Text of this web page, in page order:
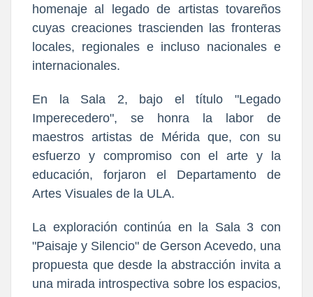
homenaje al legado de artistas tovareños
cuyas creaciones trascienden las fronteras
locales, regionales e incluso nacionales e
internacionales.
En la Sala 2, bajo el título "Legado
Imperecedero", se honra la labor de
maestros artistas de Mérida que, con su
esfuerzo y compromiso con el arte y la
educación, forjaron el Departamento de
Artes Visuales de la ULA.
La exploración continúa en la Sala 3 con
"Paisaje y Silencio" de Gerson Acevedo, una
propuesta que desde la abstracción invita a
una mirada introspectiva sobre los espacios,